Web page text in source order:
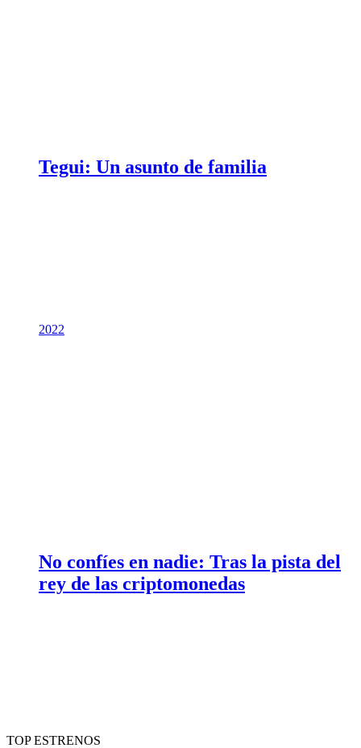
Tegui: Un asunto de familia
2022
No confíes en nadie: Tras la pista del
rey de las criptomonedas
TOP ESTRENOS